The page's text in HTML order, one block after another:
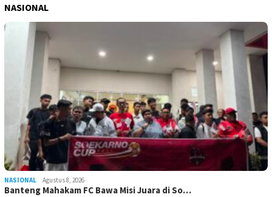
NASIONAL
NASIONAL Agustus 8, 2026
Banteng Mahakam FC Bawa Misi Juara di So…